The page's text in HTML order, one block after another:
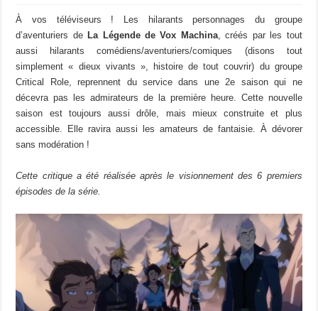
À vos téléviseurs ! Les hilarants personnages du groupe
d’aventuriers deLa Légende de Vox Machina, créés par les tout
aussi hilarants comédiens/aventuriers/comiques (disons tout
simplement « dieux vivants », histoire de tout couvrir) du groupe
Critical Role, reprennent du service dans une 2e saison qui ne
décevra pas les admirateurs de la première heure. Cette nouvelle
saison est toujours aussi drôle, mais mieux construite et plus
accessible. Elle ravira aussi les amateurs de fantaisie. À dévorer
sans modération !
Cette critique a été réalisée après le visionnement des 6 premiers
épisodes de la série.